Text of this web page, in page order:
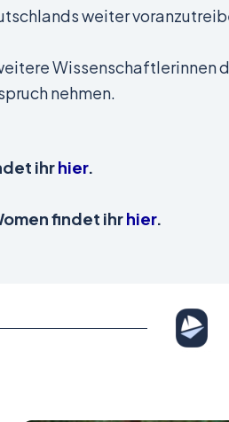
weiter
Wissenschaftlerinnen
nehmen.
ihrhier.
findet ihrhier.